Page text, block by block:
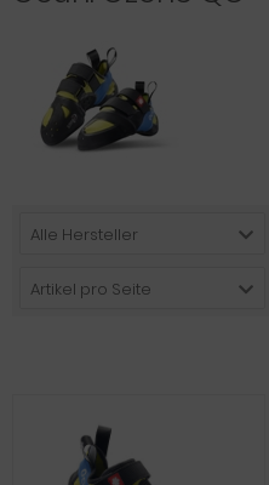
Alle Hersteller
Artikel pro Seite